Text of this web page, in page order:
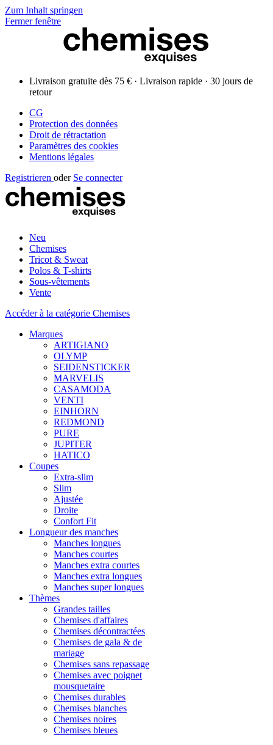
Zum Inhalt springen
Fermer fenêtre
Livraison gratuite dès 75 € · Livraison rapide · 30 jours de
retour
CG
Protection des données
Droit de rétractation
Paramètres des cookies
Mentions légales
Registrieren oder Se connecter
Neu
Chemises
Tricot & Sweat
Polos & T-shirts
Sous-vêtements
Vente
Accéder à la catégorie Chemises
Marques
ARTIGIANO
OLYMP
SEIDENSTICKER
MARVELIS
CASAMODA
VENTI
EINHORN
REDMOND
PURE
JUPITER
HATICO
Coupes
Extra-slim
Slim
Ajustée
Droite
Confort Fit
Longueur des manches
Manches longues
Manches courtes
Manches extra courtes
Manches extra longues
Manches super longues
Thèmes
Grandes tailles
Chemises d'affaires
Chemises décontractées
Chemises de gala & de
mariage
Chemises sans repassage
Chemises avec poignet
mousquetaire
Chemises durables
Chemises blanches
Chemises noires
Chemises bleues